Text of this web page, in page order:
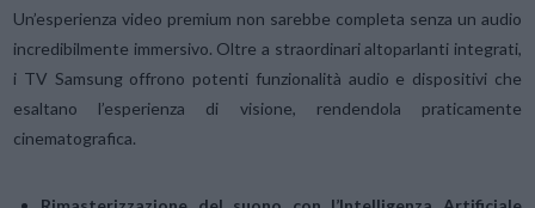
Un’esperienza video premium non sarebbe completa senza un audio
incredibilmente immersivo. Oltre a straordinari altoparlanti integrati,
i TV Samsung offrono potenti funzionalità audio e dispositivi che
esaltano l’esperienza di visione, rendendola praticamente
cinematografica.